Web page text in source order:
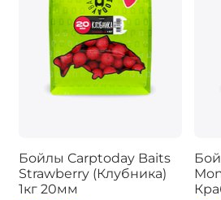
Бойлы Carptoday Baits
Strawberry (Клубника)
1кг 20мм